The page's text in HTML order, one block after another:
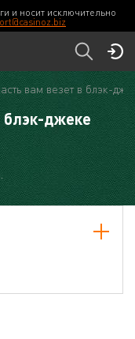
и носит исключительно
вам везет в блэк-
блэк-джеке